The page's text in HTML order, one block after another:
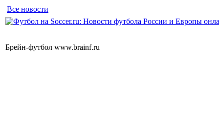
Все новости
Брейн-футбол www.brainf.ru